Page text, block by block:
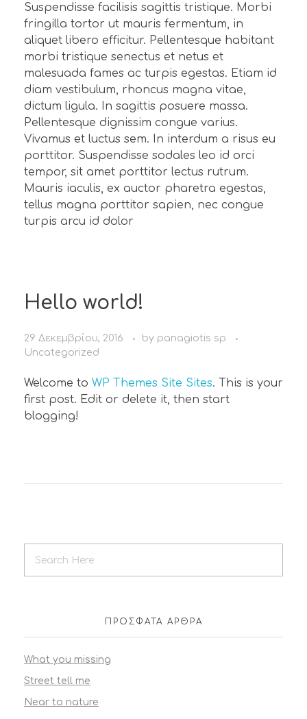
Suspendisse facilisis sagittis tristique. Morbi
fringilla tortor ut mauris fermentum, in
aliquet libero efficitur. Pellentesque habitant
morbi tristique senectus et netus et
malesuada fames ac turpis egestas. Etiam id
diam vestibulum, rhoncus magna vitae,
dictum ligula. In sagittis posuere massa.
Pellentesque dignissim congue varius.
Vivamus et luctus sem. In interdum a risus eu
porttitor. Suspendisse sodales leo id orci
tempor, sit amet porttitor lectus rutrum.
Mauris iaculis, ex auctor pharetra egestas,
tellus magna porttitor sapien, nec congue
turpis arcu id dolor
Hello world!
29 Δεκεμβρίου, 2016 by panagiotis sp
Uncategorized
Welcome to WP Themes Site Sites. This is your
first post. Edit or delete it, then start
blogging!
ΠΡΌΣΦΑΤΑ ΆΡΘΡΑ
What you missing
Street tell me
Near to nature